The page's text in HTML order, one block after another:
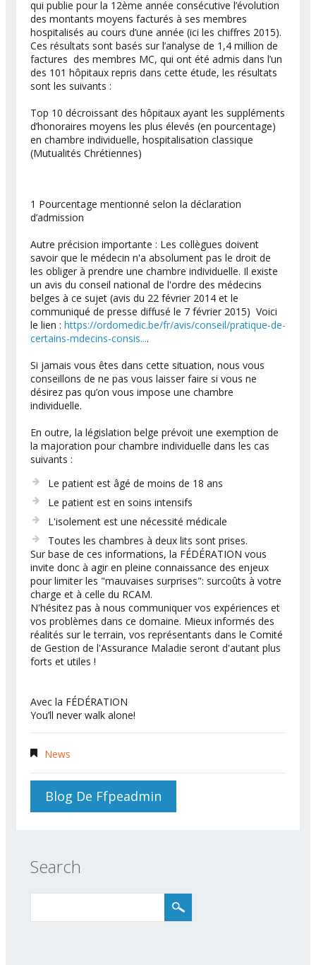
qui publie pour la 12ème année consécutive l’évolution
des montants moyens facturés à ses membres
hospitalisés au cours d’une année (ici les chiffres 2015).
Ces résultats sont basés sur l’analyse de 1,4 million de
factures des membres MC, qui ont été admis dans l’un
des 101 hôpitaux repris dans cette étude, les résultats
sont les suivants :
Top 10 décroissant des hôpitaux ayant les suppléments
d’honoraires moyens les plus élevés (en pourcentage)
en chambre individuelle, hospitalisation classique
(Mutualités Chrétiennes)
1 Pourcentage mentionné selon la déclaration
d’admission
Autre précision importante : Les collègues doivent
savoir que le médecin n'a absolument pas le droit de
les obliger à prendre une chambre individuelle. Il existe
un avis du conseil national de l'ordre des médecins
belges à ce sujet (avis du 22 février 2014 et le
communiqué de presse diffusé le 7 février 2015) Voici
le lien : https://ordomedic.be/fr/avis/conseil/pratique-de-
certains-mdecins-consis....
Si jamais vous êtes dans cette situation, nous vous
conseillons de ne pas vous laisser faire si vous ne
désirez pas qu’on vous impose une chambre
individuelle.
En outre, la législation belge prévoit une exemption de
la majoration pour chambre individuelle dans les cas
suivants :
Le patient est âgé de moins de 18 ans
Le patient est en soins intensifs
L'isolement est une nécessité médicale
Toutes les chambres à deux lits sont prises.
Sur base de ces informations, la FÉDÉRATION vous
invite donc à agir en pleine connaissance des enjeux
pour limiter les "mauvaises surprises": surcoûts à votre
charge et à celle du RCAM.
N'hésitez pas à nous communiquer vos expériences et
vos problèmes dans ce domaine. Mieux informés des
réalités sur le terrain, vos représentants dans le Comité
de Gestion de l'Assurance Maladie seront d'autant plus
forts et utiles !
Avec la FÉDÉRATION
You’ll never walk alone!
News
Blog De Ffpeadmin
Search